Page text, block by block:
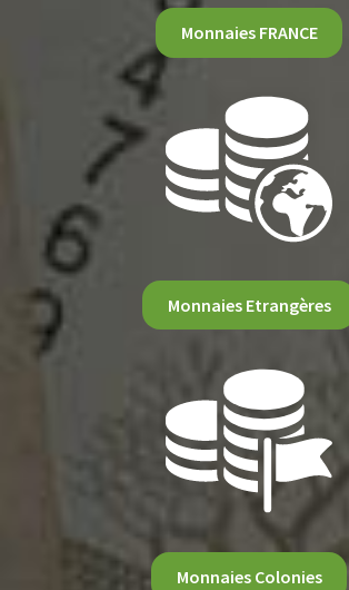
Monnaies FRANCE
Monnaies Etrangères
Monnaies Colonies